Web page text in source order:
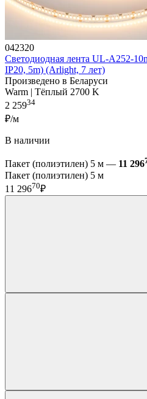
042320
Светодиодная лента UL-A252-
IP20, 5m) (Arlight, 7 лет)
Произведено в Беларуси
Warm | Тёплый 2700 K
2 25934
₽/м
В наличии
Пакет (полиэтилен) 5 м — 11 296
Пакет (полиэтилен) 5 м
11 29670₽